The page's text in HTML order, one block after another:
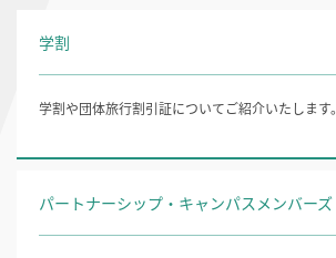
学割
学割や団体旅行割引証についてご紹介いたします。
パートナーシップ・キャンパスメンバーズ